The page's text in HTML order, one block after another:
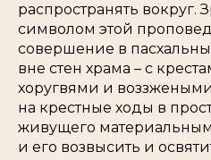
распространять
символом этой
совершение в
вне стен храма – с
хоругвями и
на крестные ходы в
живущего
и его возвысить и